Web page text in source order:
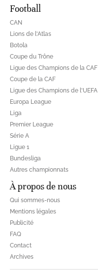
Football
CAN
Lions de l'Atlas
Botola
Coupe du Trône
Ligue des Champions de la CAF
Coupe de la CAF
Ligue des Champions de l'UEFA
Europa League
Liga
Premier League
Série A
Ligue 1
Bundesliga
Autres championnats
À propos de nous
Qui sommes-nous
Mentions légales
Publicité
FAQ
Contact
Archives